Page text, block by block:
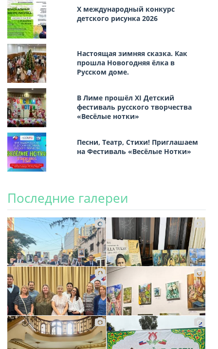
Х международный конкурс
детского рисунка 2026
Настоящая зимняя сказка. Как
прошла Новогодняя ёлка в
Русском доме.
В Лиме прошёл XI Детский
фестиваль русского творчества
«Весёлые нотки»
Песни, Театр, Стихи! Приглашаем
на Фестиваль «Весёлые Нотки»
Последние галереи